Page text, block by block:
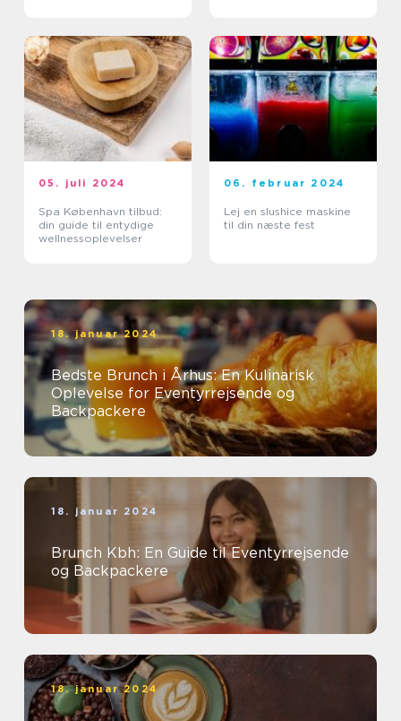
05. juli 2024
Spa København tilbud:
din guide til entydige
wellnessoplevelser
06. februar 2024
Lej en slushice maskine
til din næste fest
18. januar 2024
Bedste Brunch i Århus: En Kulinarisk
Oplevelse for Eventyrrejsende og
Backpackere
18. januar 2024
Brunch Kbh: En Guide til Eventyrrejsende
og Backpackere
18. januar 2024